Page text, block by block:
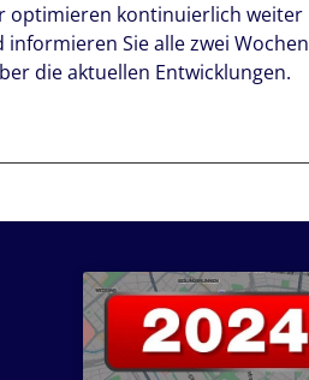
optimieren kontinuierlich weiter
informieren Sie alle zwei Wochen
die aktuellen Entwicklungen.